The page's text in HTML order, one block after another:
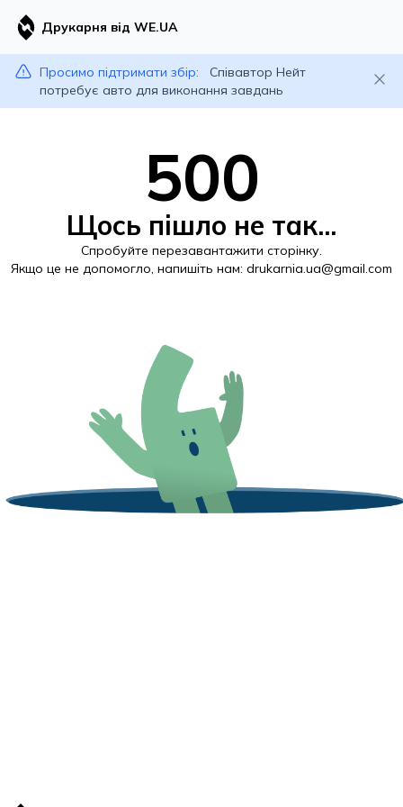
Друкарня від WE.UA
Просимо підтримати збір:
Співавтор Нейт
потребує авто для виконання завдань
500
Щось пішло не так...
Спробуйте перезавантажити сторінку.
Якщо це не допомогло, напишіть нам: drukarnia.ua@gmail.com